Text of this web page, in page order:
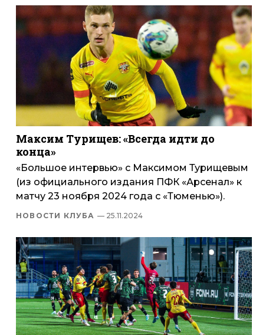
Максим Турищев: «Всегда идти до
конца»
«Большое интервью» с Максимом Турищевым
(из официального издания ПФК «Арсенал» к
матчу 23 ноября 2024 года с «Тюменью»).
НОВОСТИ КЛУБА — 25.11.2024